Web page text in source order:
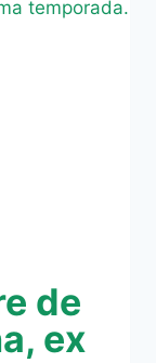
de
ex